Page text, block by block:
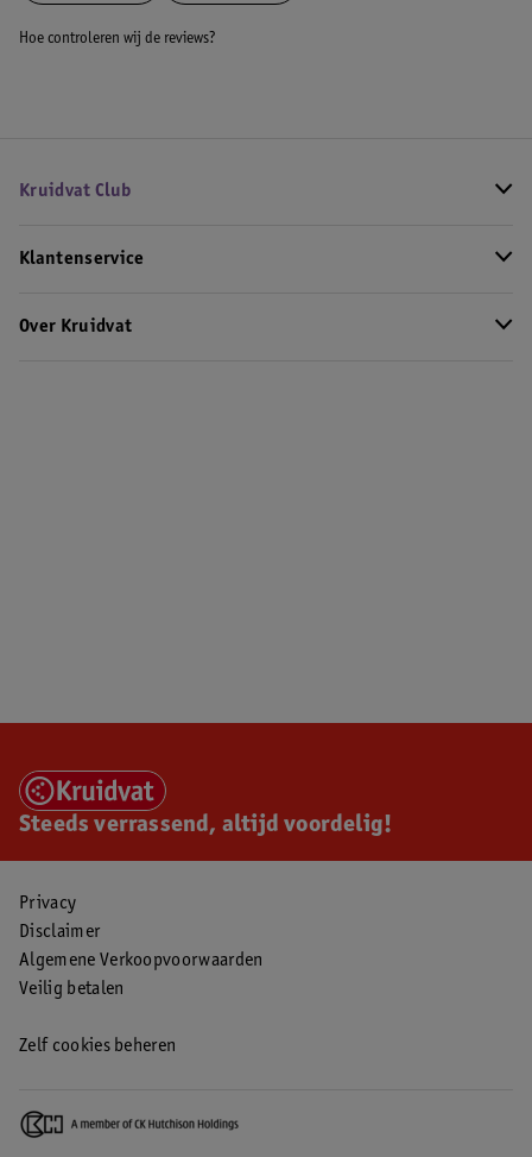
Hoe controleren wij de reviews?
Kruidvat Club
Klantenservice
Over Kruidvat
Steeds verrassend, altijd voordelig!
Privacy
Disclaimer
Algemene Verkoopvoorwaarden
Veilig betalen
Zelf cookies beheren